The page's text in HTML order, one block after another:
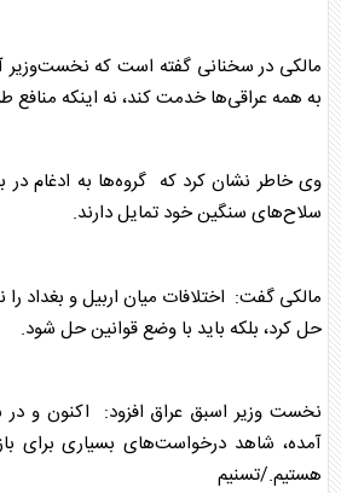
مالکی در سخنانی گفته است که نخست‌وزیر
به همهعراقی‌ها خدمت کند، نه اینکه منافع
وی خاطر نشان کرد که گروه‌ها به ادغام
سلاح‌های سنگین خود تمایل دارند.
مالکی گفت: اختلافات میان اربیل و بغداد را
حل کرد، بلکه باید با وضع قوانین حل شود.
نخست وزیر اسبق عراق افزود: اکنون و
آمده، شاهد درخواست‌های بسیاری برای
هستیم./تسنیم